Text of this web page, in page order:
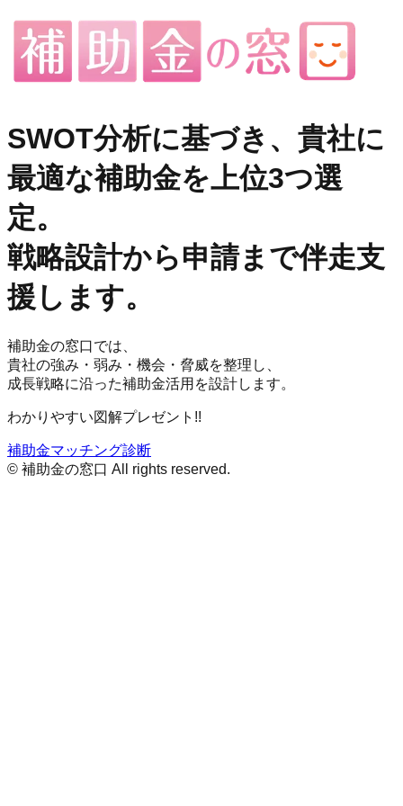
SWOT分析に基づき、貴社に
最適な補助金を上位3つ選
定。
戦略設計から申請まで伴走支
援します。
補助金の窓口では、
貴社の強み・弱み・機会・脅威を整理し、
成長戦略に沿った補助金活用を設計します。
わかりやすい図解プレゼント!!
補助金マッチング診断
© 補助金の窓口 All rights reserved.